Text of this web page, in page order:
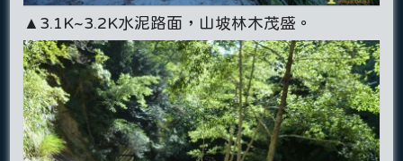
▲3.1K~3.2K水泥路面，山坡林木茂盛。